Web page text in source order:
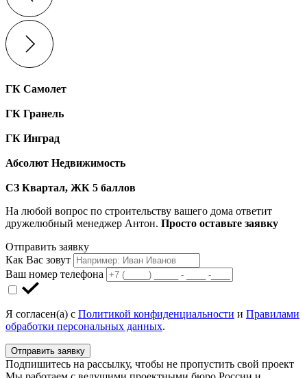
ГК Самолет
ГК Гранель
ГК Инград
Абсолют Недвижимость
СЗ Квартал, ЖК 5 баллов
На любой вопрос по строительству вашего дома ответит
дружелюбный менеджер Антон. Просто оставьте заявку
Отправить заявку
Как Вас зовут
Ваш номер телефона
Я согласен(а) с Политикой конфиденциальности и Правилами
обработки персональных данных.
Отправить заявку
Подпишитесь на рассылку, чтобы не пропустить свой проект